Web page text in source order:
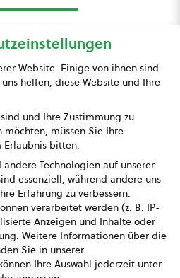
Presse
AGB
GmbH
Bildung
Website. Einige von ihnen sind
helfen, diese Website und Ihre
und Ihre Zustimmung zu
müssen Sie Ihre
Erlaubnis bitten.
Technologien auf unserer
essenziell, während andere uns
Erfahrung zu verbessern.
verarbeitet werden (z. B. IP-
Anzeigen und Inhalte oder
Weitere Informationen über die
Sie in unserer
Ihre Auswahl jederzeit unter